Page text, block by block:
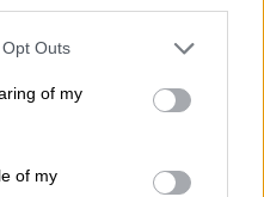
uses one or more Google
You may click to
and its third-party tags to
purposes in below Google
Outs
of my
of my
οι
οργανωμένη
και στην